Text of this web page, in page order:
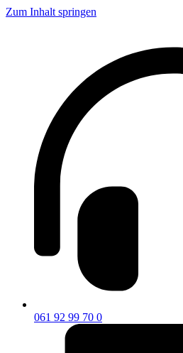
Zum Inhalt springen
061 92 99 70 0